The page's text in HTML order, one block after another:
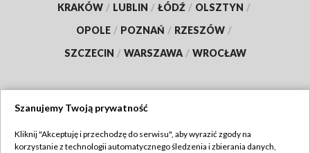
KRAKÓW / LUBLIN / ŁÓDŹ / OLSZTYN /
OPOLE / POZNAŃ / RZESZÓW /
SZCZECIN / WARSZAWA / WROCŁAW
TVP
Szanujemy Twoją prywatność
Kliknij "Akceptuję i przechodzę do serwisu", aby wyrazić zgody na
korzystanie z technologii automatycznego śledzenia i zbierania danych,